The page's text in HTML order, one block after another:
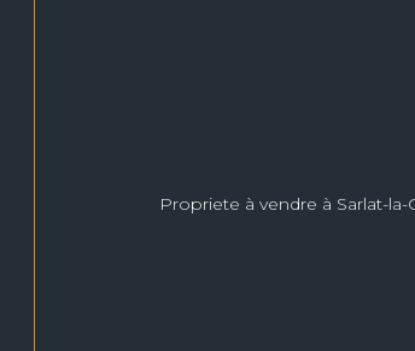
Propriete à vendre à Sarlat-la-